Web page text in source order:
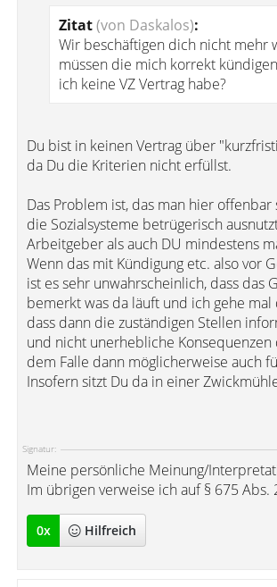
Zitat(von Daskalos):
Wir beschäftigen dich nicht mehr
müssen die mich korrekt
ich keine VZ Vertrag habe?
Du bist in keinen Vertrag über
da Du die Kriterien nicht erfüllst.
Das Problem ist, das man hier offenbar
die Sozialsysteme betrügerisch
Arbeitgeber als auch DU mindestens
Wenn das mit Kündigung etc. also vor
ist es sehr unwahrscheinlich, dass das
bemerkt was da läuft und ich gehe mal
dass dann die zuständigen Stellen
und nicht unerhebliche Konsequenzen
dem Falle dann möglicherweise auch
Insofern sitzt Du da in einer
Signatur:
Meine persönliche Meinung/
Im übrigen verweise ich auf § 675 Abs.
0x Hilfreich